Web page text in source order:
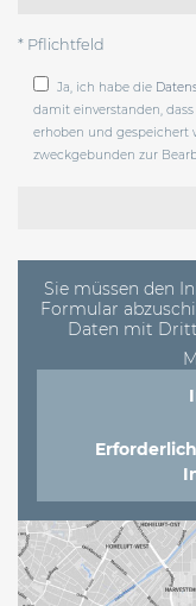
* Pflichtfeld
Ja, ich habe die
damit einverstanden,
erhoben und gespeichert
zweckgebunden zur
Sie müssen den
Formular
Daten mit